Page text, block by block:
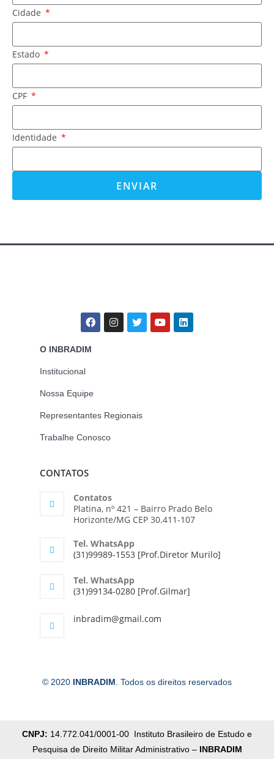
Cidade
Estado
CPF
Identidade
ENVIAR
O INBRADIM
Institucional
Nossa Equipe
Representantes Regionais
Trabalhe Conosco
CONTATOS
Contatos
Platina, nº 421 – Bairro Prado Belo
Horizonte/MG CEP 30.411-107
Tel. WhatsApp
(31)99989-1553 [Prof.Diretor Murilo]
Tel. WhatsApp
(31)99134-0280 [Prof.Gilmar]
inbradim@gmail.com
© 2020 INBRADIM . Todos os direitos reservados
CNPJ: 14.772.041/0001-00 Instituto Brasileiro de Estudo e
Pesquisa de Direito Militar Administrativo – INBRADIM